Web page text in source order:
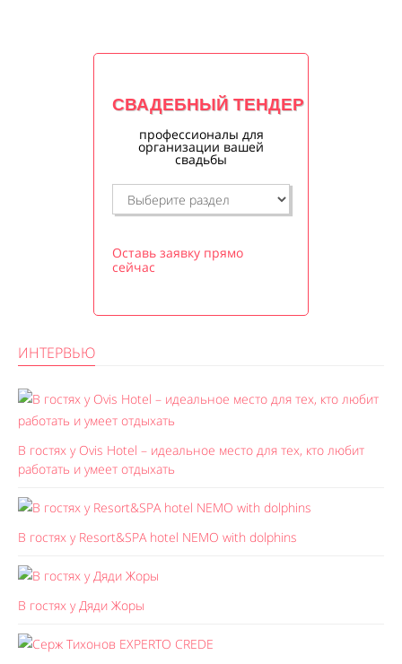
СВАДЕБНЫЙ ТЕНДЕР
профессионалы для
организации вашей
свадьбы
Оставь заявку прямо
сейчас
ИНТЕРВЬЮ
В гостях у Ovis Hotel – идеальное место для тех, кто любит
работать и умеет отдыхать
В гостях у Resort&SPA hotel NEMO with dolphins
В гостях у Дяди Жоры